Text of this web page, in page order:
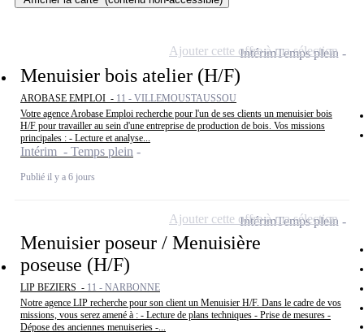
Menuisier bois atelier (H/F)
AROBASE EMPLOI - 11 - VILLEMOUSTAUSSOU
Votre agence Arobase Emploi recherche pour l'un de ses clients un menuisier bois
H/F pour travailler au sein d'une entreprise de production de bois. Vos missions
principales : - Lecture et analyse...
Intérim - Temps plein
Publié il y a 6 jours
IntérimTemps plein
Ajouter cette offre à ma sélection
Menuisier poseur / Menuisière
poseuse (H/F)
LIP BEZIERS - 11 - NARBONNE
Notre agence LIP recherche pour son client un Menuisier H/F. Dans le cadre de vos
missions, vous serez amené à : - Lecture de plans techniques - Prise de mesures -
Dépose des anciennes menuiseries -...
IntérimTemps plein
Ajouter cette offre à ma sélection